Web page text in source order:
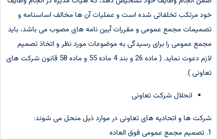
خود مرتکب تخلفاتی شده است و عملیات آن ها مخالف اساسنامه و
تصمیمات مجمع عمومی و مقررات آیین نامه های مصوب می باشد، باید
مجمع عمومی را برای رسیدگی به موضوعات مورد نظر و اتخاذ تصمیم
لازم دعوت نماید. ( ماده 26 و بند 4 ماده 55 و ماده 58 قانون شرکت های
تعاونی ).
انحلال شرکت تعاونی
شرکت ها و اتحادیه های تعاونی در موارد ذیل منحل می شوند:
1. تصمیم مجمع عمومی فوق العاده